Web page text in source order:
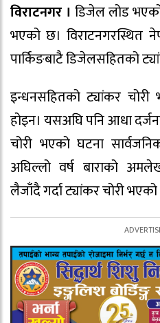
विराटनगर । डिजेल लोड
भएको छ।
पार्किङबाटै डिजेलसहितको
इन्धनसहितको ट्यांकर
होइन। यसअघि पनि आधा
चोरी भएको घटना
अघिल्लो वर्ष बाराको
लैजाँदै गर्दा ट्यांकर चोरी भएको